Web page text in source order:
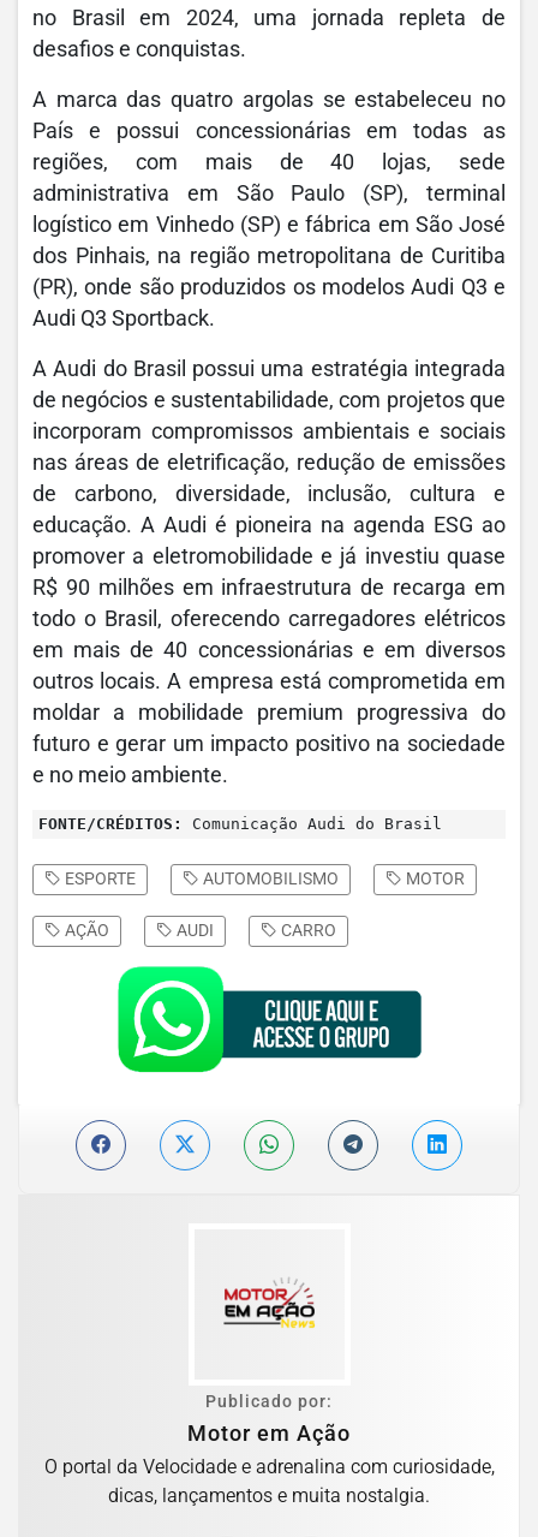
no Brasil em 2024, uma jornada repleta de
desafios e conquistas.
A marca das quatro argolas se estabeleceu no
País e possui concessionárias em todas as
regiões, com mais de 40 lojas, sede
administrativa em São Paulo (SP), terminal
logístico em Vinhedo (SP) e fábrica em São José
dos Pinhais, na região metropolitana de Curitiba
(PR), onde são produzidos os modelos Audi Q3 e
Audi Q3 Sportback.
A Audi do Brasil possui uma estratégia integrada
de negócios e sustentabilidade, com projetos que
incorporam compromissos ambientais e sociais
nas áreas de eletrificação, redução de emissões
de carbono, diversidade, inclusão, cultura e
educação. A Audi é pioneira na agenda ESG ao
promover a eletromobilidade e já investiu quase
R$ 90 milhões em infraestrutura de recarga em
todo o Brasil, oferecendo carregadores elétricos
em mais de 40 concessionárias e em diversos
outros locais. A empresa está comprometida em
moldar a mobilidade premium progressiva do
futuro e gerar um impacto positivo na sociedade
e no meio ambiente.
FONTE/CRÉDITOS: Comunicação Audi do Brasil
ESPORTE AUTOMOBILISMO MOTOR
AÇÃO AUDI CARRO
Publicado por:
Motor em Ação
O portal da Velocidade e adrenalina com curiosidade,
dicas, lançamentos e muita nostalgia.